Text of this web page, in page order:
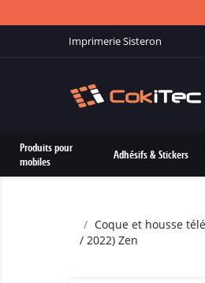
Imprimerie Sisteron
Produits pour
mobiles
Adhésifs & Stickers
Coque et housse
/ 2022) Zen